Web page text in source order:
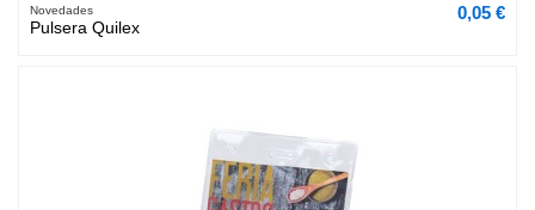
Novedades
Pulsera Quilex
0,05 €